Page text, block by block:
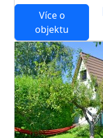
Více o
objektu